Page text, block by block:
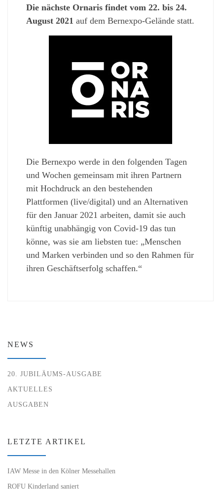
Die nächste Ornaris findet vom 22. bis 24.
August 2021 auf dem Bernexpo-Gelände statt.
Die Bernexpo werde in den folgenden Tagen
und Wochen gemeinsam mit ihren Partnern
mit Hochdruck an den bestehenden
Plattformen (live/digital) und an Alternativen
für den Januar 2021 arbeiten, damit sie auch
künftig unabhängig von Covid-19 das tun
könne, was sie am liebsten tue: „Menschen
und Marken verbinden und so den Rahmen für
ihren Geschäftserfolg schaffen.“
NEWS
20. JUBILÄUMS-AUSGABE
AKTUELLES
AUSGABEN
LETZTE ARTIKEL
IAW Messe in den Kölner Messehallen
ROFU Kinderland saniert